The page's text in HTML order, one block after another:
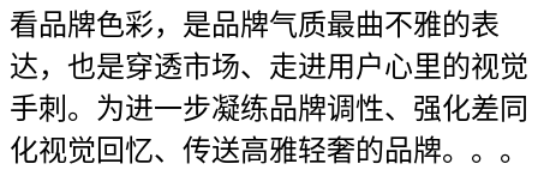
看品牌色彩，是品牌气质最曲不雅的表
达，也是穿透市场、走进用户心里的视觉
手刺。为进一步凝练品牌调性、强化差同
化视觉回忆、传送高雅轻奢的品牌。。。